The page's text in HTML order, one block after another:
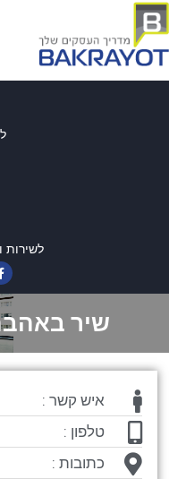
לשירות
שיר
איש קשר :
טלפון :
כתובות :